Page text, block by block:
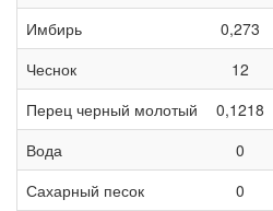
Имбирь
0,273
Чеснок
12
Перец черный молотый
0,1218
Вода
0
Сахарный песок
0